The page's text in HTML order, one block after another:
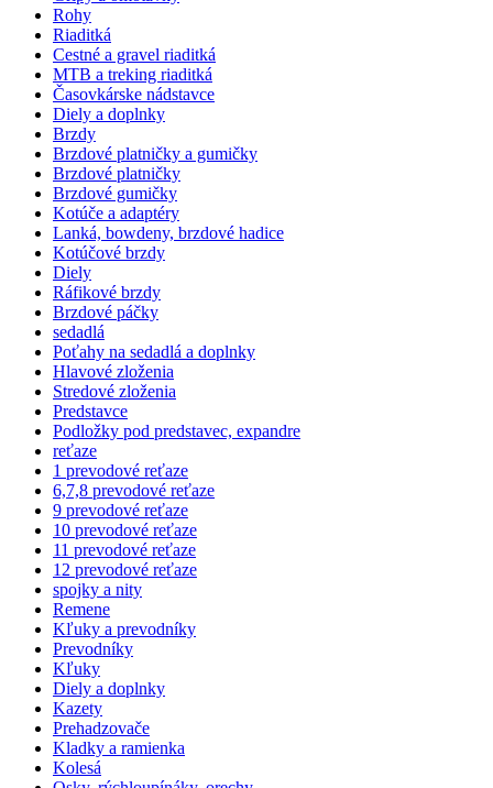
Rohy
Riaditká
Cestné a gravel riaditká
MTB a treking riaditká
Časovkárske nádstavce
Diely a doplnky
Brzdy
Brzdové platničky a gumičky
Brzdové platničky
Brzdové gumičky
Kotúče a adaptéry
Lanká, bowdeny, brzdové hadice
Kotúčové brzdy
Diely
Ráfikové brzdy
Brzdové páčky
sedadlá
Poťahy na sedadlá a doplnky
Hlavové zloženia
Stredové zloženia
Predstavce
Podložky pod predstavec, expandre
reťaze
1 prevodové reťaze
6,7,8 prevodové reťaze
9 prevodové reťaze
10 prevodové reťaze
11 prevodové reťaze
12 prevodové reťaze
spojky a nity
Remene
Kľuky a prevodníky
Prevodníky
Kľuky
Diely a doplnky
Kazety
Prehadzovače
Kladky a ramienka
Kolesá